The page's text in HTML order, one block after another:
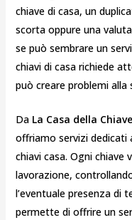
chiave di casa, un
scorta oppure una
se può sembrare un
chiavi di casa richiede
può creare problemi alla
Da La Casa della Chiave
offriamo servizi dedicati
chiavi casa. Ogni chiave
lavorazione,
l’eventuale presenza di
permette di offrire un